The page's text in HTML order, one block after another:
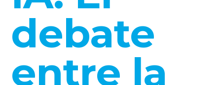
debate
entre la